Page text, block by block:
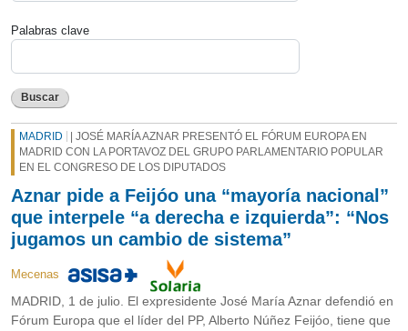
Palabras clave
Buscar
MADRID
| JOSÉ MARÍA AZNAR PRESENTÓ EL FÓRUM EUROPA EN
MADRID CON LA PORTAVOZ DEL GRUPO PARLAMENTARIO POPULAR
EN EL CONGRESO DE LOS DIPUTADOS
Aznar pide a Feijóo una “mayoría nacional”
que interpele “a derecha e izquierda”: “Nos
jugamos un cambio de sistema”
Mecenas
MADRID, 1 de julio. El expresidente José María Aznar defendió en
Fórum Europa que el líder del PP, Alberto Núñez Feijóo, tiene que